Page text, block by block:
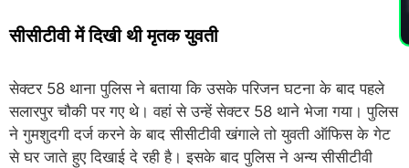
सीसीटीवी में दिखी थी मृतक युवती
सेक्टर 58 थाना पुलिस ने बताया कि उसके परिजन घटना के बाद पहले
सलारपुर चौकी पर गए थे। वहां से उन्हें सेक्टर 58 थाने भेजा गया। पुलिस
ने गुमशुदगी दर्ज करने के बाद सीसीटीवी खंगाले तो युवती ऑफिस के गेट
से घर जाते हुए दिखाई दे रही है। इसके बाद पुलिस ने अन्य सीसीटीवी